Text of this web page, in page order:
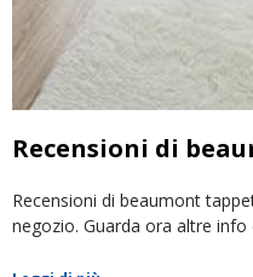
Recensioni di
Recensioni di beaumont
negozio. Guarda ora altre info